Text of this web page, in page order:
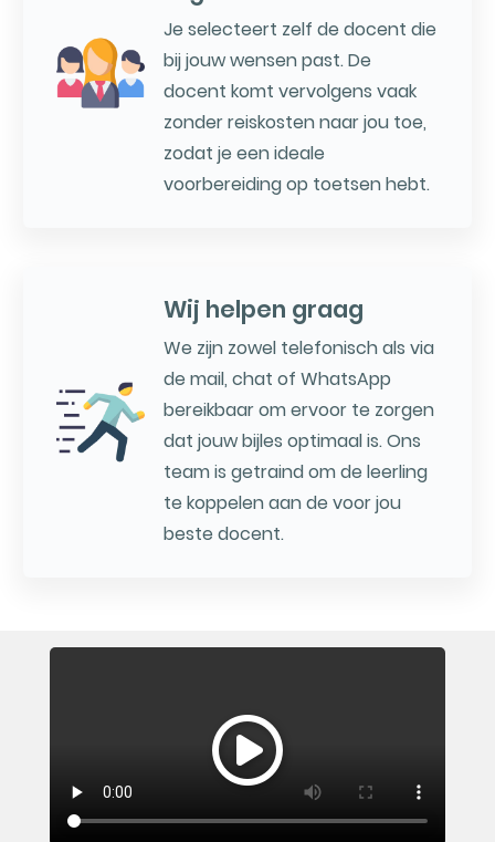
Je selecteert zelf de docent die
bij jouw wensen past. De
docent komt vervolgens vaak
zonder reiskosten naar jou toe,
zodat je een ideale
voorbereiding op toetsen hebt.
Wij helpen graag
We zijn zowel telefonisch als via
de mail, chat of WhatsApp
bereikbaar om ervoor te zorgen
dat jouw bijles optimaal is. Ons
team is getraind om de leerling
te koppelen aan de voor jou
beste docent.